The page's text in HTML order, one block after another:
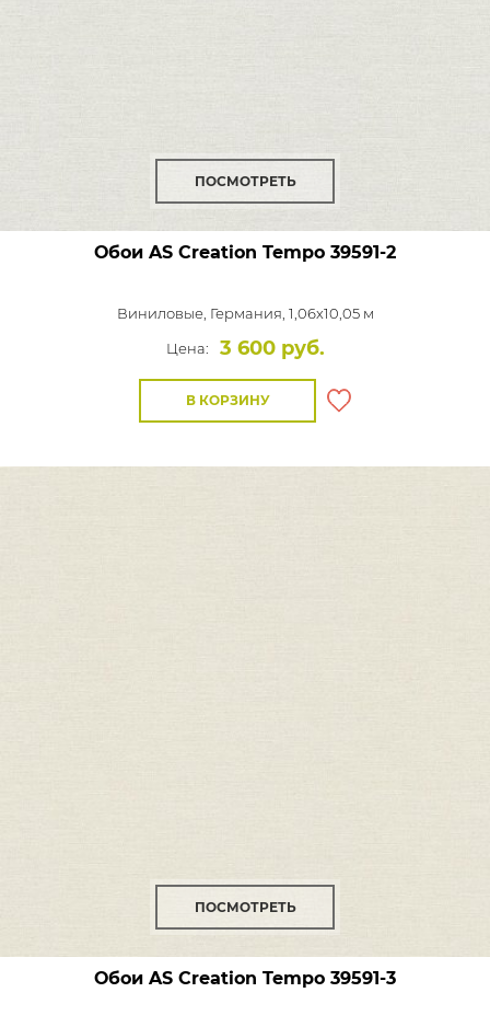
ПОСМОТРЕТЬ
Обои AS Creation Tempo 39591-2
Виниловые, Германия, 1,06x10,05 м
Цена:
3 600 руб.
В КОРЗИНУ
ПОСМОТРЕТЬ
Обои AS Creation Tempo 39591-3